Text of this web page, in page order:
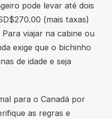
pode levar até dois
(mais taxas)
viajar na cabine ou
exige que o bichinho
de idade e seja
para o Canadá por
as regras e